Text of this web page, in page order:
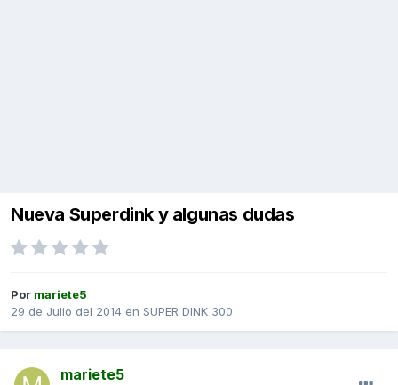
Nueva Superdink y algunas dudas
Por mariete5
29 de Julio del 2014 en SUPER DINK 300
mariete5